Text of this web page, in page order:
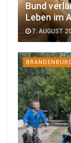
Bund
Leben im
7. AUGUST